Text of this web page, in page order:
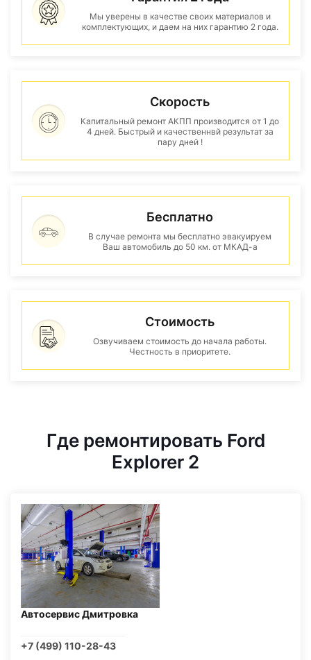
Мы уверены в качестве своих материалов и
комплектующих, и даем на них гарантию 2 года.
Скорость
Капитальный ремонт АКПП производится от 1 до
4 дней. Быстрый и качественнвй результат за
пару дней !
Бесплатно
В случае ремонта мы бесплатно эвакуируем
Ваш автомобиль до 50 км. от МКАД-а
Стоимость
Озвучиваем стоимость до начала работы.
Честность в приоритете.
Где ремонтировать Ford
Explorer 2
Автосервис Дмитровка
+7 (499) 110-28-43